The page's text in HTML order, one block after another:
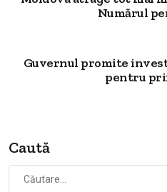
Numărul
Guvernul promite
pentru
Caută
Caută
după: